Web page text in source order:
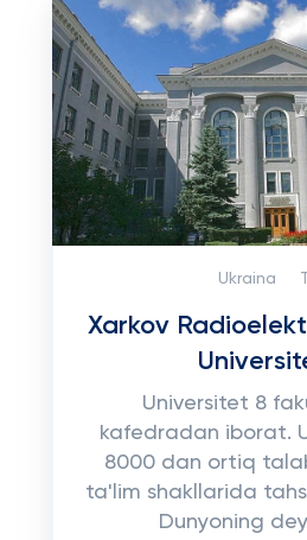
Ukraina
Xarkov
Universitet 8
kafedradan iborat.
8000 dan ortiq
ta'lim shakllarida
Dunyoning